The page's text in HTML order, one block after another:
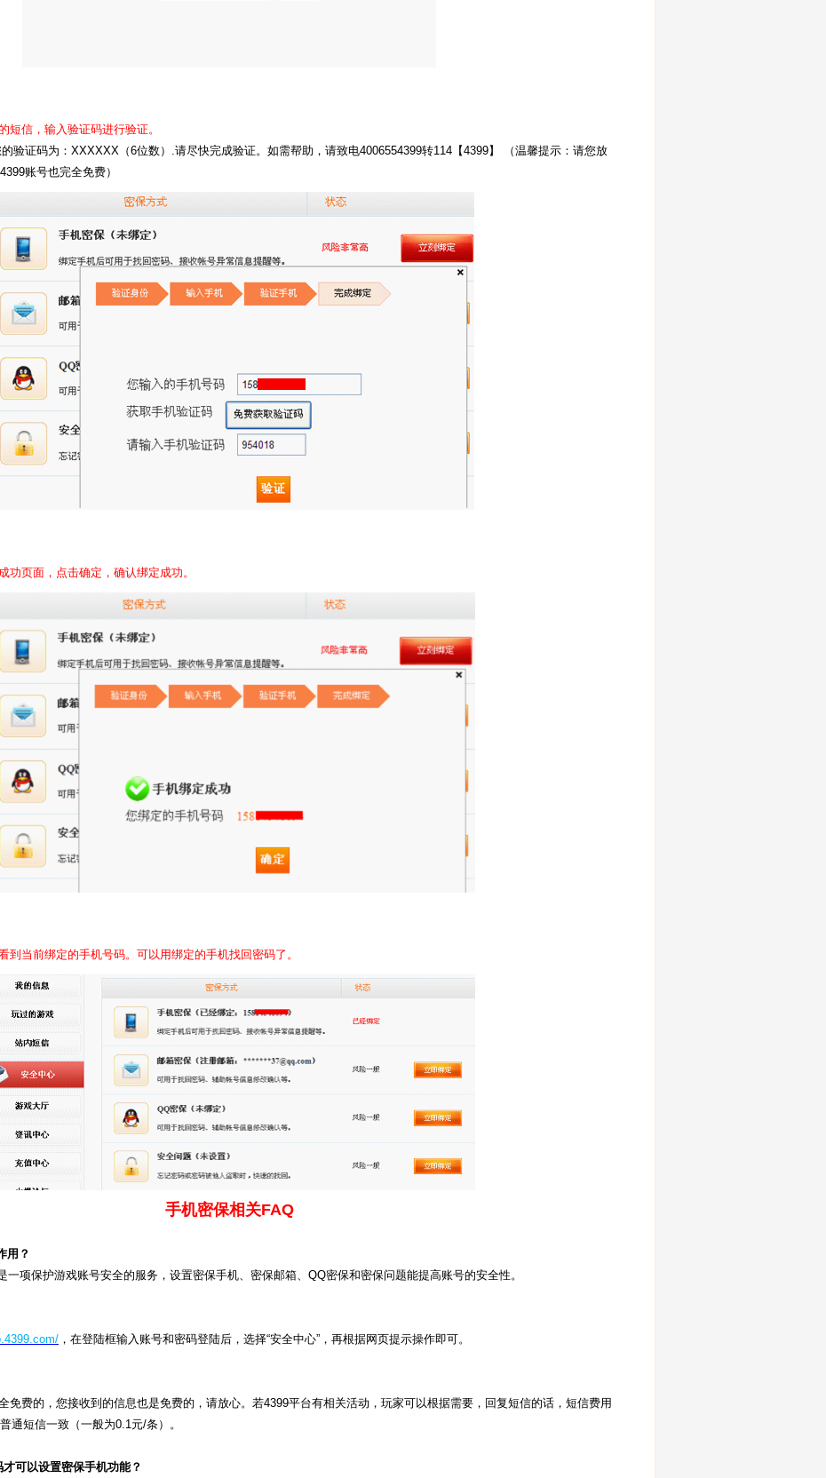
短信，输入验证码进行验证。
验证码为：XXXXXX（6位数）.请尽快完成验证。如需帮助，请致电4006554399转114【4399】 （温馨提示：请您放
账号也完全免费）
功页面，点击确定，确认绑定成功。
到当前绑定的手机号码。可以用绑定的手机找回密码了。
手机密保相关FAQ
用？
一项保护游戏账号安全的服务，设置密保手机、密保邮箱、QQ密保和密保问题能提高账号的安全性。
，在登陆框输入账号和密码登陆后，选择“安全中心”，再根据网页提示操作即可。
免费的，您接收到的信息也是免费的，请放心。若4399平台有相关活动，玩家可以根据需要，回复短信的话，短信费用
通短信一致（一般为0.1元/条）。
可以设置密保手机功能？